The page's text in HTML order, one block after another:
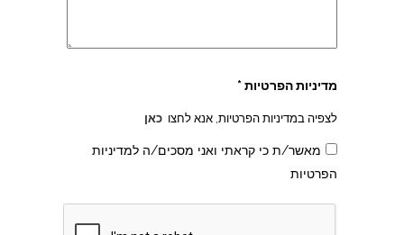
מדיניות הפרטיות *
לצפיה במדיניות הפרטיות, אנא לחצו כאן
מאשר/ת כי קראתי ואני מסכים/ה למדיניות
הפרטיות